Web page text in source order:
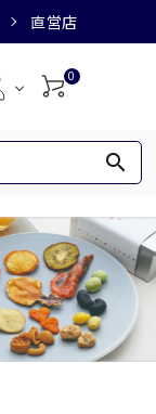
直営店
0
search